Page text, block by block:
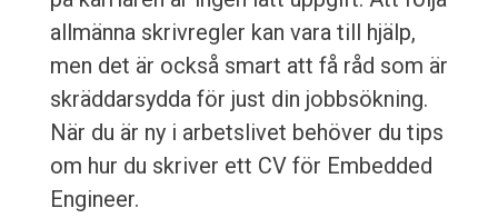
allmänna skrivregler kan vara till hjälp,
men det är också smart att få råd som är
skräddarsydda för just din jobbsökning.
När du är ny i arbetslivet behöver du tips
om hur du skriver ett CV för Embedded
Engineer.